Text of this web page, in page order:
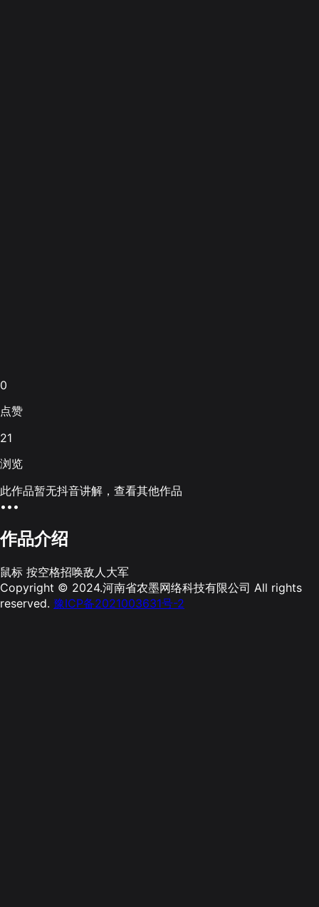
0
点赞
21
浏览
此作品暂无抖音讲解，查看其他作品
•••
作品介绍
鼠标 按空格招唤敌人大军
Copyright © 2024.河南省农墨网络科技有限公司 All rights
reserved. 豫ICP备2021003631号-2